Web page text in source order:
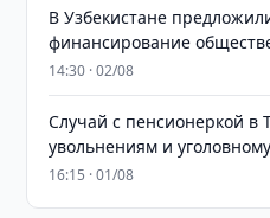
В Узбекистане
финансирование
14:30 · 02/08
Случай с пенсионеркой в
увольнениям и
16:15 · 01/08